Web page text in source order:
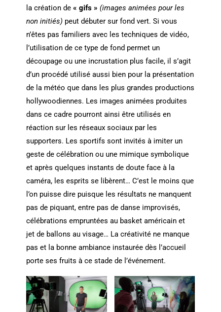
la création de « gifs » (images animées pour les
non initiés)peut débuter sur fond vert. Si vous
n’êtes pas familiers avec les techniques de vidéo,
l’utilisation de ce type de fond permet un
découpage ou une incrustation plus facile, il s’agit
d’un procédé utilisé aussi bien pour la présentation
de la météo que dans les plus grandes productions
hollywoodiennes. Les images animées produites
dans ce cadre pourront ainsi être utilisés en
réaction sur les réseaux sociaux par les
supporters. Les sportifs sont invités à imiter un
geste de célébration ou une mimique symbolique
et après quelques instants de doute face à la
caméra, les esprits se libèrent… C’est le moins que
l’on puisse dire puisque les résultats ne manquent
pas de piquant, entre pas de danse improvisés,
célébrations empruntées au basket américain et
jet de ballons au visage… La créativité ne manque
pas et la bonne ambiance instaurée dès l’accueil
porte ses fruits à ce stade de l’événement.